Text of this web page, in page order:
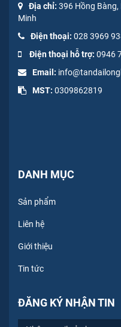
Địa chỉ: 396 Hồng Bàng,
Minh
Điện thoại: 028 3969
Điện thoại hỗ trợ: 0946
Email:
MST: 0309862819
DANH MỤC
Sản phẩm
Liên hệ
Giới thiệu
Tin tức
ĐĂNG KÝ NHẬN TIN